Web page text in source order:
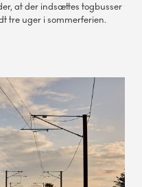
at der indsættes togbusser
tre uger i sommerferien.